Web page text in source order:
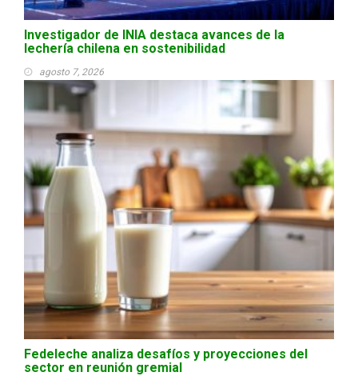
Investigador de INIA destaca avances de la
lechería chilena en sostenibilidad
agosto 7, 2026
Fedeleche analiza desafíos y proyecciones del
sector en reunión gremial